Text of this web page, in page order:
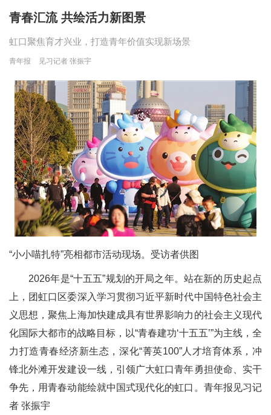
青春汇流 共绘活力新图景
虹口聚焦育才兴业，打造青年价值实现新场景
青年报 见习记者 张振宇
“小小喵扎特”亮相都市活动现场。受访者供图
2026年是“十五五”规划的开局之年。站在新的历史起点
上，团虹口区委深入学习贯彻习近平新时代中国特色社会主
义思想，聚焦上海加快建成具有世界影响力的社会主义现代
化国际大都市的战略目标，以“青春建功‘十五五’”为主线，全
力打造青春经济新生态，深化“菁英100”人才培育体系，冲
锋北外滩开发建设一线，引领广大虹口青年勇担使命、实干
争先，用青春动能绘就中国式现代化的虹口。青年报见习记
者 张振宇